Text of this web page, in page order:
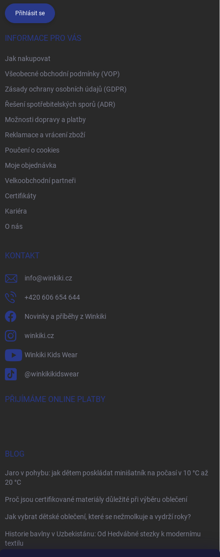
Přihlásit se
INFORMACE PRO VÁS
Jak nakupovat
Všeobecné obchodní podmínky (VOP)
Zásady ochrany osobních údajů (GDPR)
Řešení spotřebitelských sporů (ADR)
Možnosti dopravy a platby
Reklamace a vrácení zboží
Poučení o cookies
Moje objednávka
Velkoobchodní partneři
Certifikáty
Kariéra
O nás
KONTAKT
info@winkiki.cz
+420 606 654 644
Novinky a příběhy z Winkiki
winkiki.cz
Winkiki Kids Wear
@winkikikidswear
PŘIJÍMÁME ONLINE PLATBY
BLOG
Jaro v pohybu: jak dětem poskládat minišatník na počasí v 10 °C až
20 °C
Proč jsou certifikované materiály důležité při výběru oblečení
Jak vybrat dětské oblečení, které se nežmolkuje a vydrží roky?
Historie bavlny v Uzbekistánu: Od Hedvábné stezky k modernímu
textilu